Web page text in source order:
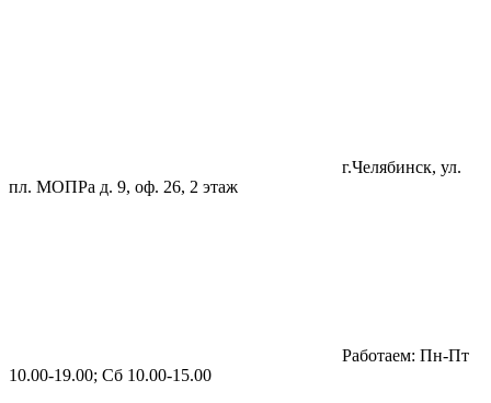
г.Челябинск, ул.
пл. МОПРа д. 9, оф. 26, 2 этаж
Работаем: Пн-Пт
10.00-19.00; Сб 10.00-15.00